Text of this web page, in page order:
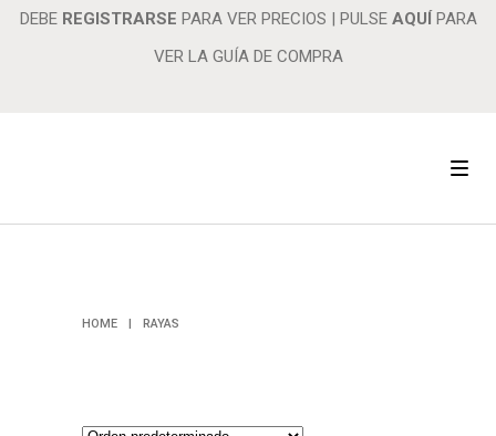
DEBE REGISTRARSE PARA VER PRECIOS | PULSE AQUÍ PARA
VER LA GUÍA DE COMPRA
HOME | RAYAS